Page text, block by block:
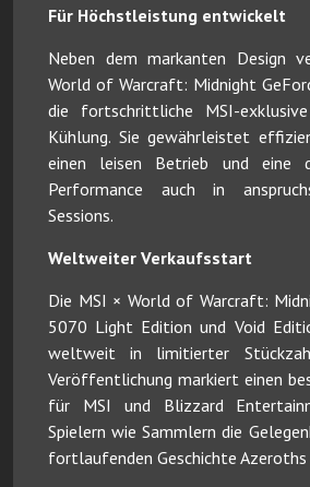
Für Höchstleistung entwickelt
Neben dem markanten Design
World of Warcraft: Midnight
die fortschrittliche MSI-
Kühlung. Sie gewährleistet
einen leisen Betrieb und eine
Performance auch in
Sessions.
Weltweiter Verkaufsstart
Die MSI × World of Warcraft:
5070 Light Edition und Void
weltweit in limitierter
Veröffentlichung markiert einen
für MSI und Blizzard
Spielern wie Sammlern die
fortlaufenden Geschichte Azeroths